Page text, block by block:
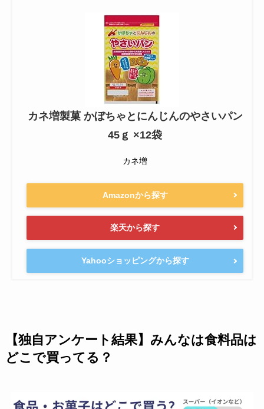
カネ増製菓 かぼちゃとにんじんのやさいパン
45ｇ ×12袋
カネ増
Amazonから探す
楽天から探す
Yahooショッピングから探す
【独自アンケート結果】みんなは食料品は
どこで買ってる？